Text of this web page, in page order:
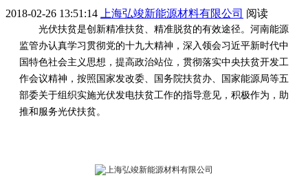
2018-02-26 13:51:14 上海弘竣新能源材料有限公司 阅读
光伏扶贫是创新精准扶贫、精准脱贫的有效途径。河南能源
监管办认真学习贯彻党的十九大精神，深入领会习近平新时代中
国特色社会主义思想，提高政治站位，贯彻落实中央扶贫开发工
作会议精神，按照国家发改委、国务院扶贫办、国家能源局等五
部委关于组织实施光伏发电扶贫工作的指导意见，积极作为，助
推和服务光伏扶贫。